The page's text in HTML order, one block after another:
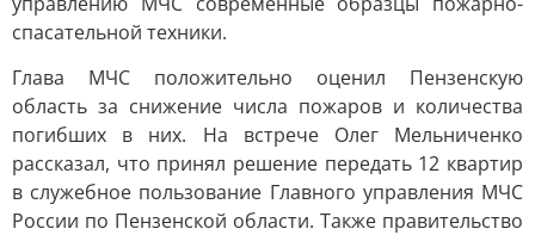
спасательной техники.
Глава МЧС положительно оценил Пензенскую
область за снижение числа пожаров и количества
погибших в них. На встрече Олег Мельниченко
рассказал, что принял решение передать 12 квартир
в служебное пользование Главного управления МЧС
России по Пензенской области. Также правительство